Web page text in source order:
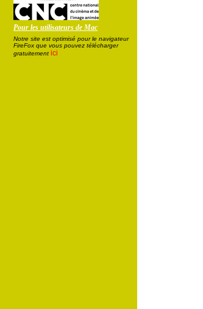
Pour les utilisateurs de Mac
Notre site est optimisé pour le navigateur
FireFox que vous pouvez télécharger
gratuitement ici